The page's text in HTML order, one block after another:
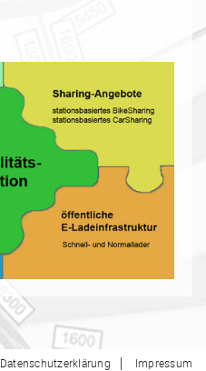
Datenschutzerklärung | Impressum